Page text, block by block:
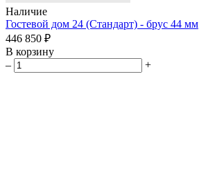
Наличие
Гостевой дом 24 (Стандарт) - брус 44 мм
446 850 ₽
В корзину
–
+